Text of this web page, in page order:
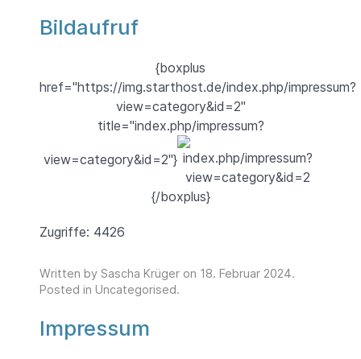
Bildaufruf
{boxplus
href="https://img.starthost.de/index.php/impressum?
view=category&id=2"
title="index.php/impressum?
view=category&id=2"}
{/boxplus}
Zugriffe: 4426
Written by Sascha Krüger on 18. Februar 2024.
Posted in Uncategorised.
Impressum